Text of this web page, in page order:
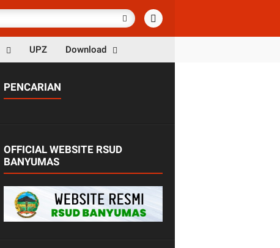
UPZ Download
PENCARIAN
OFFICIAL WEBSITE RSUD
BANYUMAS